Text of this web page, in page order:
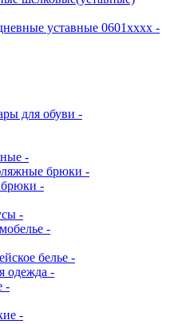
уставные 0601хххх -
для обуви -
-
брюки -
-
-
-
белье -
одежда -
-
-